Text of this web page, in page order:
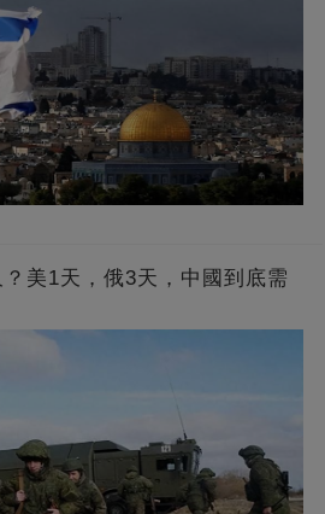
美1天，俄3天，中國到底需